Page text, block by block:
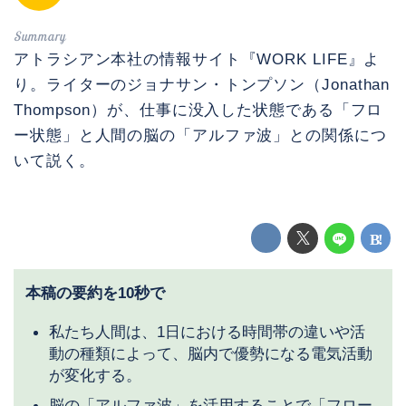
アトラシアン本社の情報サイト『WORK LIFE』よ
り。ライターのジョナサン・トンプソン（Jonathan
Thompson）が、仕事に没入した状態である「フロ
ー状態」と人間の脳の「アルファ波」との関係につ
いて説く。
本稿の要約を10秒で
私たち人間は、1日における時間帯の違いや活
動の種類によって、脳内で優勢になる電気活動
が変化する。